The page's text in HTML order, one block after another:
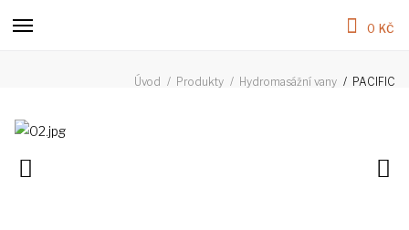
0 KČ
Úvod Produkty Hydromasážní vany PACIFIC